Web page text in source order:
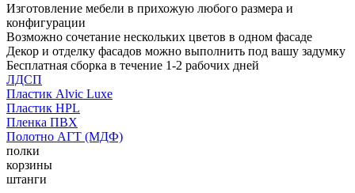
Изготовление мебели в прихожую любого размера и
конфигурации
Возможно сочетание нескольких цветов в одном фасаде
Декор и отделку фасадов можно выполнить под вашу задумку
Бесплатная сборка в течение 1-2 рабочих дней
ЛДСП
Пластик Alvic Luxe
Пластик HPL
Пленка ПВХ
Полотно АГТ (МДФ)
полки
корзины
штанги